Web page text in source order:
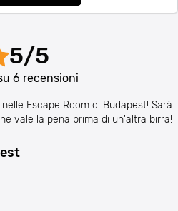
5/5
6 recensioni
Escape Room di Budapest! Sarà
vale la pena prima di un'altra birra!